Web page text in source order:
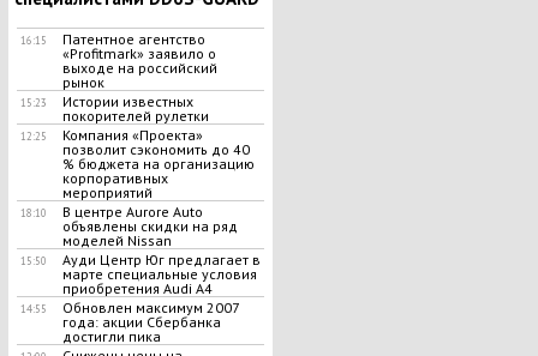
16:15
Патентное агентство
«Profitmark» заявило о
выходе на российский
рынок
15:23
Истории известных
покорителей рулетки
12:25
Компания «Проекта»
позволит сэкономить до 40
% бюджета на организацию
корпоративных
мероприятий
18:10
В центре Aurore Auto
объявлены скидки на ряд
моделей Nissan
15:50
Ауди Центр Юг предлагает в
марте специальные условия
приобретения Audi A4
14:55
Обновлен максимум 2007
года: акции Сбербанка
достигли пика